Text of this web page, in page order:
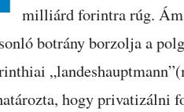
milliárd forintra rúg.
botrány borzolja a
hogy privatizálni